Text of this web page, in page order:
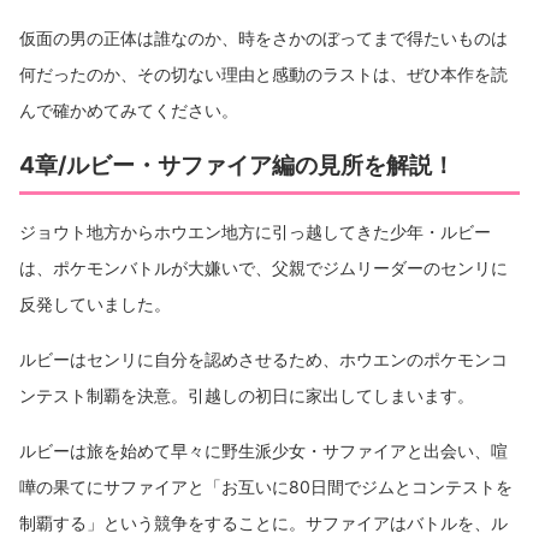
仮面の男の正体は誰なのか、時をさかのぼってまで得たいものは
何だったのか、その切ない理由と感動のラストは、ぜひ本作を読
んで確かめてみてください。
4章/ルビー・サファイア編の見所を解説！
ジョウト地方からホウエン地方に引っ越してきた少年・ルビー
は、ポケモンバトルが大嫌いで、父親でジムリーダーのセンリに
反発していました。
ルビーはセンリに自分を認めさせるため、ホウエンのポケモンコ
ンテスト制覇を決意。引越しの初日に家出してしまいます。
ルビーは旅を始めて早々に野生派少女・サファイアと出会い、喧
嘩の果てにサファイアと「お互いに80日間でジムとコンテストを
制覇する」という競争をすることに。サファイアはバトルを、ル